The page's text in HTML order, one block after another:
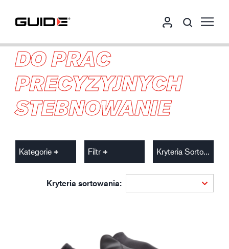
DO PRAC
PRECYZYJNYCH
STEBNOWANIE
Kategorie Filtr Kryteria Sortowania
Kryteria sortowania: